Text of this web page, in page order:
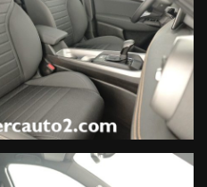
incongruenze.
che coprirà anche gli